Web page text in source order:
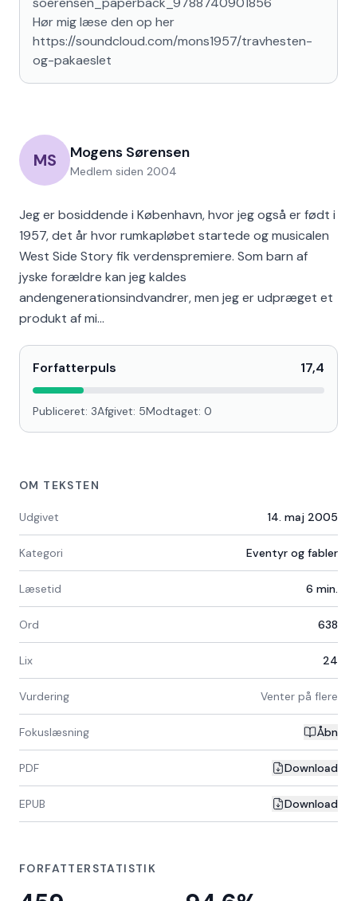
MS Mogens Sørensen
Medlem siden 2004
Jeg er bosiddende i København, hvor jeg også er født i
1957, det år hvor rumkapløbet startede og musicalen
West Side Story fik verdenspremiere. Som barn af
jyske forældre kan jeg kaldes
andengenerationsindvandrer, men jeg er udpræget et
produkt af mi…
Forfatterpuls 17,4
Publiceret: 3Afgivet: 5Modtaget: 0
OM TEKSTEN
Udgivet 14. maj 2005
Kategori Eventyr og fabler
Læsetid 6 min.
Ord 638
Lix 24
Vurdering Venter på flere
Fokuslæsning Åbn
PDF Download
EPUB Download
FORFATTERSTATISTIK
Hør mig læse den op her
https://soundcloud.com/mons1957/travhesten-
og-pakaeslet